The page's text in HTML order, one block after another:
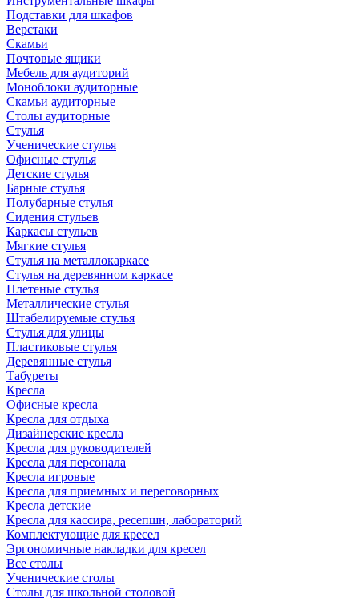
Подставки для шкафов
Верстаки
Скамьи
Почтовые ящики
Мебель для аудиторий
Моноблоки аудиторные
Скамьи аудиторные
Столы аудиторные
Стулья
Ученические стулья
Офисные стулья
Детские стулья
Барные стулья
Полубарные стулья
Сидения стульев
Каркасы стульев
Мягкие стулья
Стулья на металлокаркасе
Стулья на деревянном каркасе
Плетеные стулья
Металлические стулья
Штабелируемые стулья
Стулья для улицы
Пластиковые стулья
Деревянные стулья
Табуреты
Кресла
Офисные кресла
Кресла для отдыха
Дизайнерские кресла
Кресла для руководителей
Кресла для персонала
Кресла игровые
Кресла для приемных и переговорных
Кресла детские
Кресла для кассира, ресепшн, лабораторий
Комплектующие для кресел
Эргономичные накладки для кресел
Все столы
Ученические столы
Столы для школьной столовой